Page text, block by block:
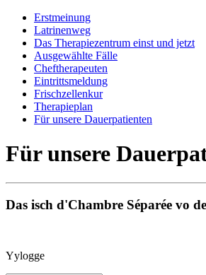
Erstmeinung
Latrinenweg
Das Therapiezentrum einst und jetzt
Ausgewählte Fälle
Cheftherapeuten
Eintrittsmeldung
Frischzellenkur
Therapieplan
Für unsere Dauerpatienten
Für unsere
Das isch d'Chambre Séparée vo
Yylogge